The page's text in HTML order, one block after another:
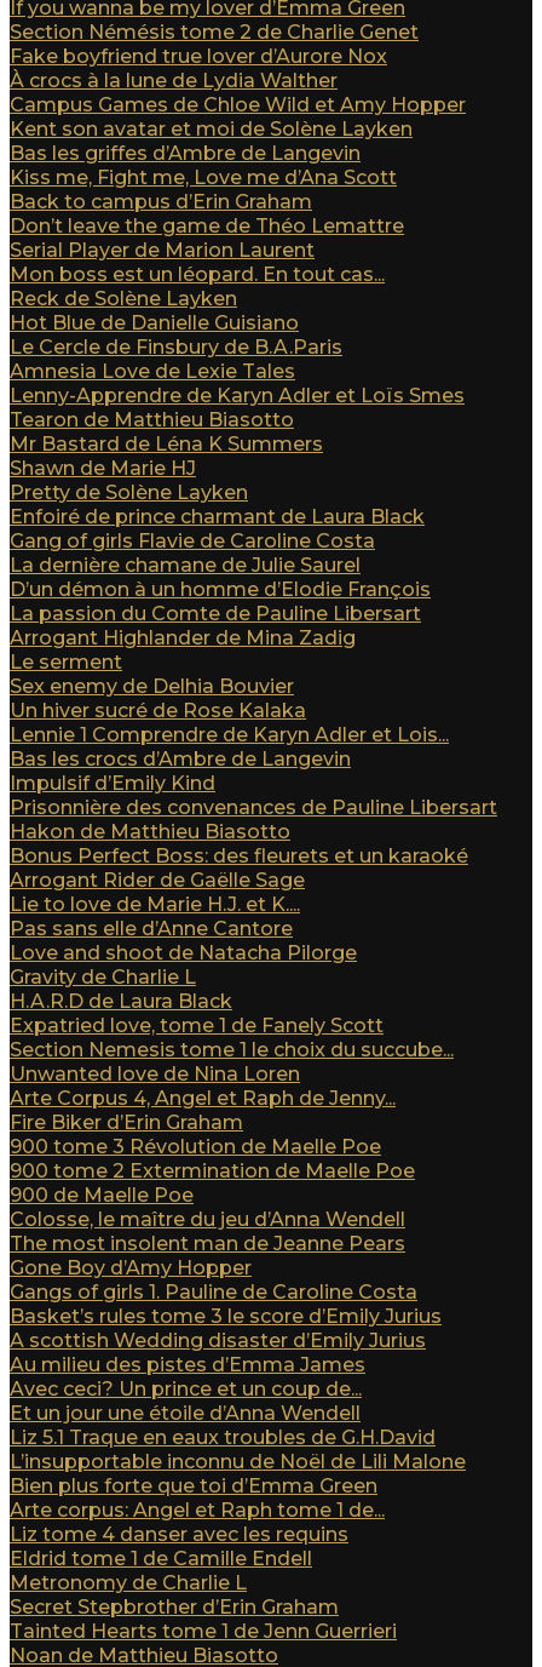
If you wanna be my lover d’Emma Green
Section Némésis tome 2 de Charlie Genet
Fake boyfriend true lover d’Aurore Nox
À crocs à la lune de Lydia Walther
Campus Games de Chloe Wild et Amy Hopper
Kent son avatar et moi de Solène Layken
Bas les griffes d’Ambre de Langevin
Kiss me, Fight me, Love me d’Ana Scott
Back to campus d’Erin Graham
Don’t leave the game de Théo Lemattre
Serial Player de Marion Laurent
Mon boss est un léopard. En tout cas...
Reck de Solène Layken
Hot Blue de Danielle Guisiano
Le Cercle de Finsbury de B.A.Paris
Amnesia Love de Lexie Tales
Lenny-Apprendre de Karyn Adler et Loïs Smes
Tearon de Matthieu Biasotto
Mr Bastard de Léna K Summers
Shawn de Marie HJ
Pretty de Solène Layken
Enfoiré de prince charmant de Laura Black
Gang of girls Flavie de Caroline Costa
La dernière chamane de Julie Saurel
D’un démon à un homme d’Elodie François
La passion du Comte de Pauline Libersart
Arrogant Highlander de Mina Zadig
Le serment
Sex enemy de Delhia Bouvier
Un hiver sucré de Rose Kalaka
Lennie 1 Comprendre de Karyn Adler et Lois...
Bas les crocs d’Ambre de Langevin
Impulsif d’Emily Kind
Prisonnière des convenances de Pauline Libersart
Hakon de Matthieu Biasotto
Bonus Perfect Boss: des fleurets et un karaoké
Arrogant Rider de Gaëlle Sage
Lie to love de Marie H.J. et K....
Pas sans elle d’Anne Cantore
Love and shoot de Natacha Pilorge
Gravity de Charlie L
H.A.R.D de Laura Black
Expatried love, tome 1 de Fanely Scott
Section Nemesis tome 1 le choix du succube...
Unwanted love de Nina Loren
Arte Corpus 4, Angel et Raph de Jenny...
Fire Biker d’Erin Graham
900 tome 3 Révolution de Maelle Poe
900 tome 2 Extermination de Maelle Poe
900 de Maelle Poe
Colosse, le maître du jeu d’Anna Wendell
The most insolent man de Jeanne Pears
Gone Boy d’Amy Hopper
Gangs of girls 1. Pauline de Caroline Costa
Basket’s rules tome 3 le score d’Emily Jurius
A scottish Wedding disaster d’Emily Jurius
Au milieu des pistes d’Emma James
Avec ceci? Un prince et un coup de...
Et un jour une étoile d’Anna Wendell
Liz 5.1 Traque en eaux troubles de G.H.David
L’insupportable inconnu de Noël de Lili Malone
Bien plus forte que toi d’Emma Green
Arte corpus: Angel et Raph tome 1 de...
Liz tome 4 danser avec les requins
Eldrid tome 1 de Camille Endell
Metronomy de Charlie L
Secret Stepbrother d’Erin Graham
Tainted Hearts tome 1 de Jenn Guerrieri
Noan de Matthieu Biasotto